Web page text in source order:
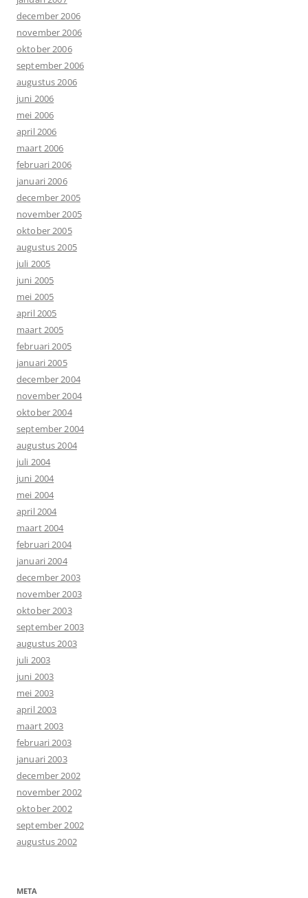
december 2006
november 2006
oktober 2006
september 2006
augustus 2006
juni 2006
mei 2006
april 2006
maart 2006
februari 2006
januari 2006
december 2005
november 2005
oktober 2005
augustus 2005
juli 2005
juni 2005
mei 2005
april 2005
maart 2005
februari 2005
januari 2005
december 2004
november 2004
oktober 2004
september 2004
augustus 2004
juli 2004
juni 2004
mei 2004
april 2004
maart 2004
februari 2004
januari 2004
december 2003
november 2003
oktober 2003
september 2003
augustus 2003
juli 2003
juni 2003
mei 2003
april 2003
maart 2003
februari 2003
januari 2003
december 2002
november 2002
oktober 2002
september 2002
augustus 2002
META